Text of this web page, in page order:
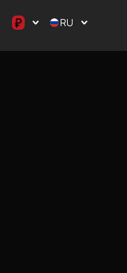
₽
د.إ
RU